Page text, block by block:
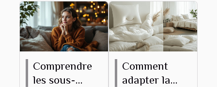
Comprendre
les sous-
Comment
adapter la